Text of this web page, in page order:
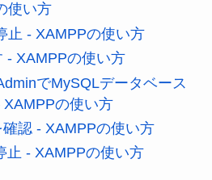
使い方
止 - XAMPPの使い方
- XAMPPの使い方
でMySQLデータベース
の使い方
認 - XAMPPの使い方
止 - XAMPPの使い方